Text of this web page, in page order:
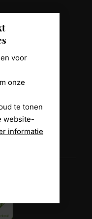
voor
onze
te tonen
website-
informatie